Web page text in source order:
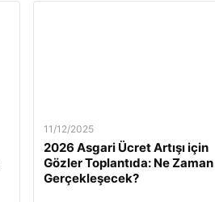
11/12/2025
2026 Asgari Ücret Artışı için
Gözler Toplantıda: Ne Zaman
Gerçekleşecek?